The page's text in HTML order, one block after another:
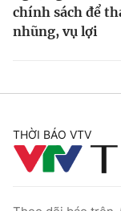
chính sách để
nhũng, vụ lợi
THỜI BÁO VTV